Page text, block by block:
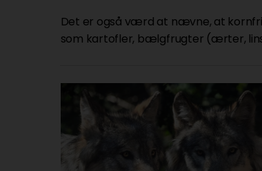
Det er også værd at nævne, at
som kartofler, bælgfrugter (ærter,